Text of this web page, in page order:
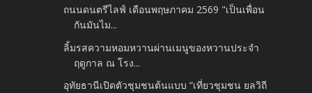
ถนนดนตรีไลฟ์ เดือนพฤษภาคม 2569 "เป็นเพื่อน
กันมันไม...
ลิ้มรสความหอมหวานผ่านเมนูของหวานประจำ
ฤดูกาล ณ โรง...
อุทัยธานีเปิดตัวชุมชนต้นแบบ “เที่ยวชุมชน ยลวิถี